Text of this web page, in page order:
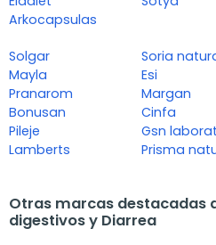
Arkocapsulas
Solgar
Mayla
Pranarom
Bonusan
Pileje
Lamberts
Soria
Esi
Margan
Cinfa
Gsn
Prisma
Otras marcas destacadas
digestivos y Diarrea